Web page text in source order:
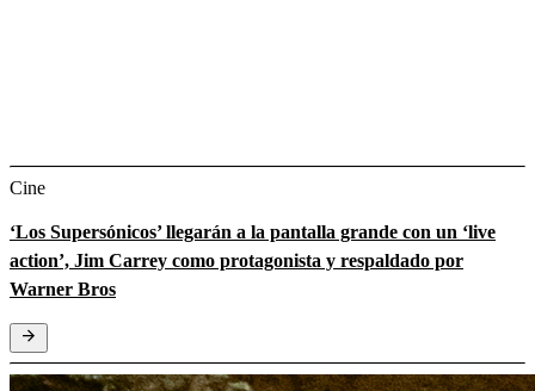
Cine
‘Los Supersónicos’ llegarán a la pantalla grande con un ‘live
action’, Jim Carrey como protagonista y respaldado por
Warner Bros